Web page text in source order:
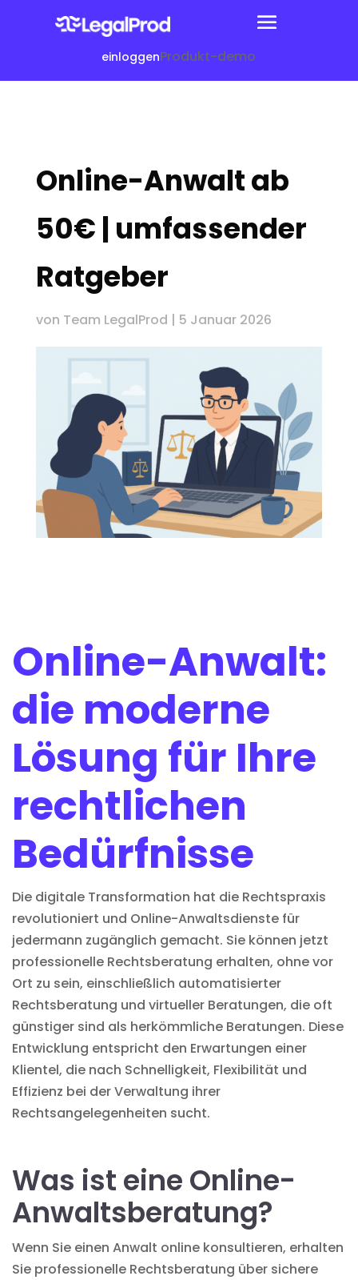
einloggenProdukt-demo
Online-Anwalt ab
50€ | umfassender
Ratgeber
von Team LegalProd | 5 Januar 2026
Online-Anwalt:
die moderne
Lösung für Ihre
rechtlichen
Bedürfnisse
Die digitale Transformation hat die Rechtspraxis
revolutioniert und Online-Anwaltsdienste für
jedermann zugänglich gemacht. Sie können jetzt
professionelle Rechtsberatung erhalten, ohne vor
Ort zu sein, einschließlich automatisierter
Rechtsberatung und virtueller Beratungen, die oft
günstiger sind als herkömmliche Beratungen. Diese
Entwicklung entspricht den Erwartungen einer
Klientel, die nach Schnelligkeit, Flexibilität und
Effizienz bei der Verwaltung ihrer
Rechtsangelegenheiten sucht.
Was ist eine Online-
Anwaltsberatung?
Wenn Sie einen Anwalt online konsultieren, erhalten
Sie professionelle Rechtsberatung über sichere